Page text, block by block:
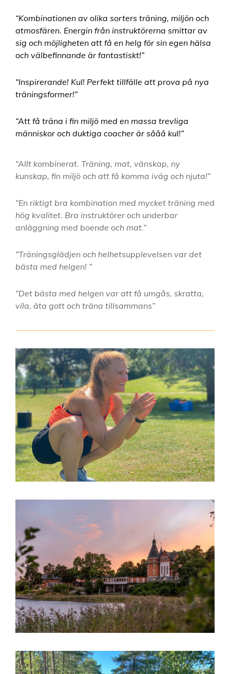
“Kombinationen av olika sorters träning, miljön och
atmosfären. Energin från instruktörerna smittar av
sig och möjligheten att få en helg för sin egen hälsa
och välbefinnande är fantastiskt!”
“Inspirerande! Kul! Perfekt tillfälle att prova på nya
träningsformer!”
“Att få träna i fin miljö med en massa trevliga
människor och duktiga coacher är sååå kul!”
“Allt kombinerat. Träning, mat, vänskap, ny
kunskap, fin miljö och att få komma iväg och njuta!”
“En riktigt bra kombination med mycket träning med
hög kvalitet. Bra instruktörer och underbar
anläggning med boende och mat.”
“Träningsglädjen och helhetsupplevelsen var det
bästa med helgen! ”
“Det bästa med helgen var att få umgås, skratta,
vila, äta gott och träna tillsammans”